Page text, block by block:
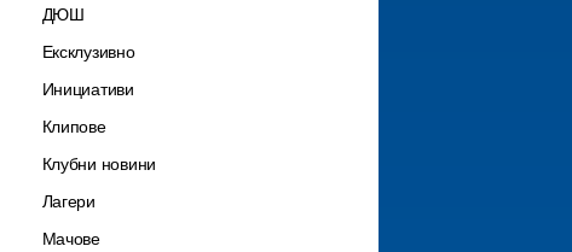
ДЮШ
Ексклузивно
Инициативи
Клипове
Клубни новини
Лагери
Мачове